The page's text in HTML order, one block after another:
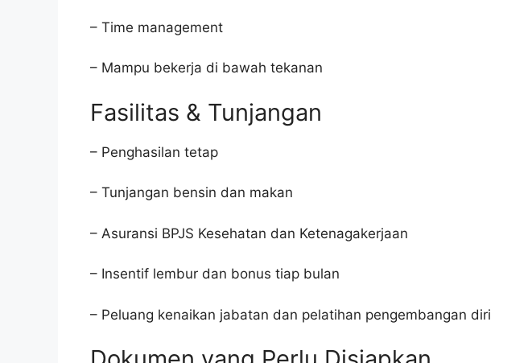
– Time management
– Mampu bekerja di bawah tekanan
Fasilitas & Tunjangan
– Penghasilan tetap
– Tunjangan bensin dan makan
– Asuransi BPJS Kesehatan dan Ketenagakerjaan
– Insentif lembur dan bonus tiap bulan
– Peluang kenaikan jabatan dan pelatihan pengembangan diri